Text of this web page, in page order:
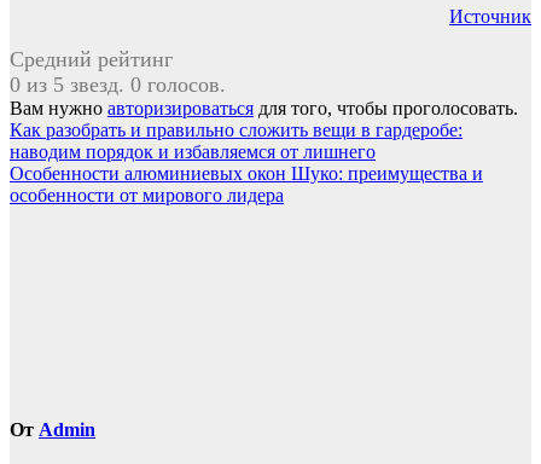
Источник
Средний рейтинг
0 из 5 звезд. 0 голосов.
Вам нужно авторизироваться для того, чтобы проголосовать.
Навигация
по
записям
Как разобрать и правильно сложить вещи в гардеробе:
наводим порядок и избавляемся от лишнего
Особенности алюминиевых окон Шуко: преимущества и
особенности от мирового лидера
От Admin